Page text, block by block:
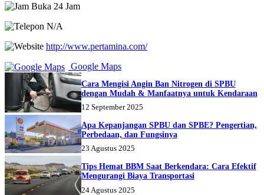
Buka 24 Jam
N/A
http://www.pertamina.com/
Google Maps
Cara Mengisi Angin Ban Nitrogen di SPBU
dengan Mudah & Manfaatnya untuk Kendaraan
12 September 2025
Apa Kepanjangan SPBU dan SPBE? Pengertian,
Perbedaan, dan Fungsinya
23 Agustus 2025
Tips Hemat BBM Saat Berkendara: Cara Efektif
Mengurangi Biaya Transportasi
24 Agustus 2025